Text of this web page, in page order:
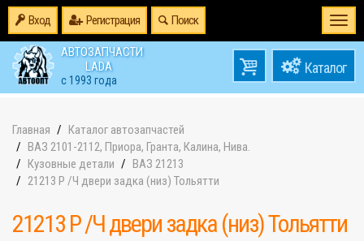
Вход Регистрация Поиск
АВТОЗАПЧАСТИ
LADA
с 1993 года
товаров0
на0
Главная
Каталог автозапчастей
ВАЗ 2101-2112, Приора, Гранта, Калина, Нива.
Кузовные детали
ВАЗ 21213
21213 Р /Ч двери задка (низ) Тольятти
21213 Р /Ч двери задка (низ) Тольятти